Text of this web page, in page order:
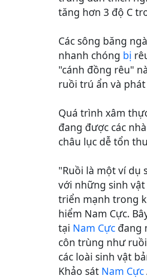
tăng hơn 3 độ C
Các sông băng
nhanh chóng bị
"cánh đồng rêu"
ruồi trú ẩn và
Quá trình xâm
đang được các
châu lục dễ tổn
"Ruồi là một ví dụ
với những sinh
triển mạnh trong
hiểm Nam Cực.
tại Nam Cực đang
côn trùng như
các loài sinh vật
Khảo sát Nam Cực